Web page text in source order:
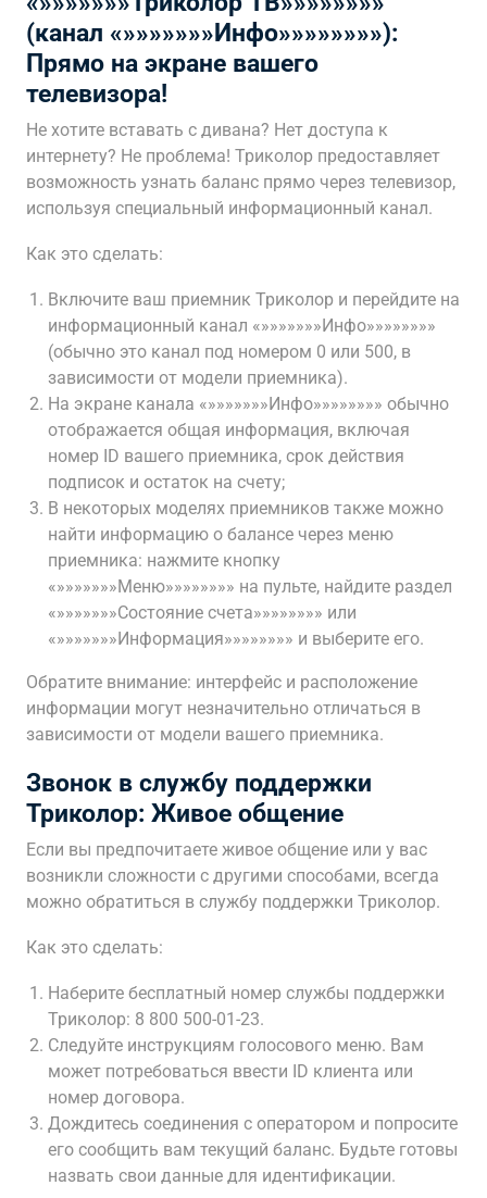
(канал «»»»»»»»Инфо»»»»»»»»):
Прямо на экране вашего
телевизора!
Не хотите вставать с дивана? Нет доступа к
интернету? Не проблема! Триколор предоставляет
возможность узнать баланс прямо через телевизор,
используя специальный информационный канал.
Как это сделать:
Включите ваш приемник Триколор и перейдите на
информационный канал «»»»»»»»Инфо»»»»»»»»
(обычно это канал под номером 0 или 500, в
зависимости от модели приемника).
На экране канала «»»»»»»»Инфо»»»»»»»» обычно
отображается общая информация, включая
номер ID вашего приемника, срок действия
подписок и остаток на счету;
В некоторых моделях приемников также можно
найти информацию о балансе через меню
приемника: нажмите кнопку
«»»»»»»»Меню»»»»»»»» на пульте, найдите раздел
«»»»»»»»Состояние счета»»»»»»»» или
«»»»»»»»Информация»»»»»»»» и выберите его.
Обратите внимание: интерфейс и расположение
информации могут незначительно отличаться в
зависимости от модели вашего приемника.
Звонок в службу поддержки
Триколор: Живое общение
Если вы предпочитаете живое общение или у вас
возникли сложности с другими способами, всегда
можно обратиться в службу поддержки Триколор.
Как это сделать:
Наберите бесплатный номер службы поддержки
Триколор: 8 800 500-01-23.
Следуйте инструкциям голосового меню. Вам
может потребоваться ввести ID клиента или
номер договора.
Дождитесь соединения с оператором и попросите
его сообщить вам текущий баланс. Будьте готовы
назвать свои данные для идентификации.